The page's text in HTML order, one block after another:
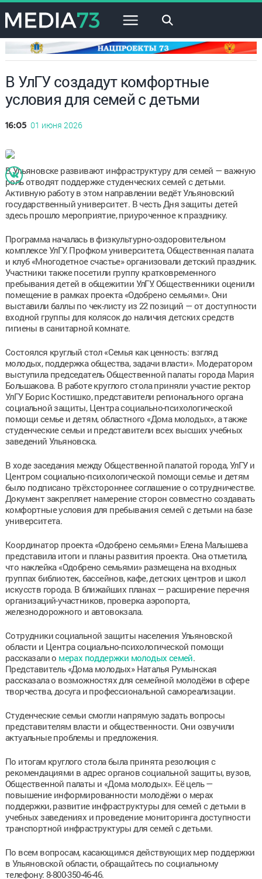
×
В УлГУ создадут комфортные
условия для семей с детьми
16:05 01 июня 2026
В Ульяновске развивают инфраструктуру для семей — важную
роль отводят поддержке студенческих семей с детьми.
Активную работу в этом направлении ведёт Ульяновский
государственный университет. В честь Дня защиты детей
здесь прошло мероприятие, приуроченное к празднику.
Программа началась в физкультурно-оздоровительном
комплексе УлГУ. Профком университета, Общественная палата
и клуб «Многодетное счастье» организовали детский праздник.
Участники также посетили группу кратковременного
пребывания детей в общежитии УлГУ. Общественники оценили
помещение в рамках проекта «Одобрено семьями». Они
выставили баллы по чек-листу из 22 позиций — от доступности
входной группы для колясок до наличия детских средств
гигиены в санитарной комнате.
Состоялся круглый стол «Семья как ценность: взгляд
молодых, поддержка общества, задачи власти». Модератором
выступила председатель Общественной палаты города Мария
Большакова. В работе круглого стола приняли участие ректор
УлГУ Борис Костишко, представители регионального органа
социальной защиты, Центра социально-психологической
помощи семье и детям, областного «Дома молодых», а также
студенческие семьи и представители всех высших учебных
заведений Ульяновска.
В ходе заседания между Общественной палатой города, УлГУ и
Центром социально-психологической помощи семье и детям
было подписано трёхстороннее соглашение о сотрудничестве.
Документ закрепляет намерение сторон совместно создавать
комфортные условия для пребывания семей с детьми на базе
университета.
Координатор проекта «Одобрено семьями» Елена Малышева
представила итоги и планы развития проекта. Она отметила,
что наклейка «Одобрено семьями» размещена на входных
группах библиотек, бассейнов, кафе, детских центров и школ
искусств города. В ближайших планах — расширение перечня
организаций-участников, проверка аэропорта,
железнодорожного и автовокзала.
Сотрудники социальной защиты населения Ульяновской
области и Центра социально-психологической помощи
рассказали о мерах поддержки молодых семей.
Представитель «Дома молодых» Наталья Румынская
рассказала о возможностях для семейной молодёжи в сфере
творчества, досуга и профессиональной самореализации.
Студенческие семьи смогли напрямую задать вопросы
представителям власти и общественности. Они озвучили
актуальные проблемы и предложения.
По итогам круглого стола была принята резолюция с
рекомендациями в адрес органов социальной защиты, вузов,
Общественной палаты и «Дома молодых». Её цель —
повышение информированности молодёжи о мерах
поддержки, развитие инфраструктуры для семей с детьми в
учебных заведениях и проведение мониторинга доступности
транспортной инфраструктуры для семей с детьми.
По всем вопросам, касающимся действующих мер поддержки
в Ульяновской области, обращайтесь по социальному
телефону: 8-800-350-46-46.